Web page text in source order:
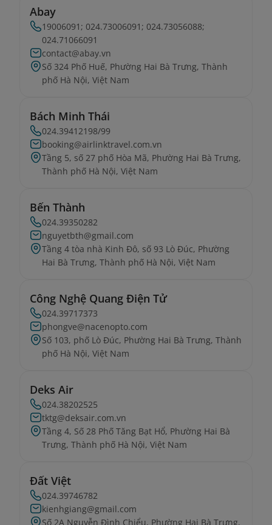
Abay
19006091; 024.73006091; 024.73056088;
024.71066091
contact@abay.vn
Số 324 Phố Huế, Phường Hai Bà Trưng, Thành
phố Hà Nội, Việt Nam
Bách Minh Thái
024.39412198/99
booking@airlinktravel.com.vn
Tầng 5, số 27 phố Hòa Mã, Phường Hai Bà Trưng,
Thành phố Hà Nội, Việt Nam
Bến Thành
024.39350282
nguyetbth@gmail.com
Tầng 4 tòa nhà Kinh Đô, số 93 Lò Đúc, Phường
Hai Bà Trưng, Thành phố Hà Nội, Việt Nam
Công Nghệ Quang Điện Tử
024.39717373
phongve@nacenopto.com
Số 103, phố Lò Đúc, Phường Hai Bà Trưng, Thành
phố Hà Nội, Việt Nam
Deks Air
024.38202525
tktg@deksair.com.vn
Tầng 4, Số 28 Phố Tăng Bạt Hổ, Phường Hai Bà
Trưng, Thành phố Hà Nội, Việt Nam
Đất Việt
024.39746782
kienhgiang@gmail.com
Số 2A Nguyễn Đình Chiểu, Phường Hai Bà Trưng,